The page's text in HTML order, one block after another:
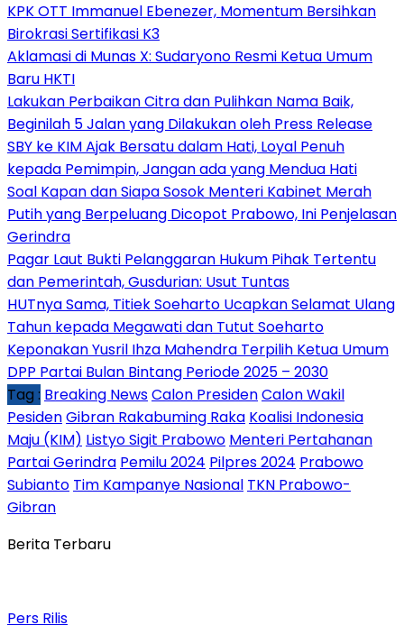
KPK OTT Immanuel Ebenezer, Momentum Bersihkan
Birokrasi Sertifikasi K3
Aklamasi di Munas X: Sudaryono Resmi Ketua Umum
Baru HKTI
Lakukan Perbaikan Citra dan Pulihkan Nama Baik,
Beginilah 5 Jalan yang Dilakukan oleh Press Release
SBY ke KIM Ajak Bersatu dalam Hati, Loyal Penuh
kepada Pemimpin, Jangan ada yang Mendua Hati
Soal Kapan dan Siapa Sosok Menteri Kabinet Merah
Putih yang Berpeluang Dicopot Prabowo, Ini Penjelasan
Gerindra
Pagar Laut Bukti Pelanggaran Hukum Pihak Tertentu
dan Pemerintah, Gusdurian: Usut Tuntas
HUTnya Sama, Titiek Soeharto Ucapkan Selamat Ulang
Tahun kepada Megawati dan Tutut Soeharto
Keponakan Yusril Ihza Mahendra Terpilih Ketua Umum
DPP Partai Bulan Bintang Periode 2025 – 2030
Tag : Breaking NewsCalon PresidenCalon Wakil
PesidenGibran Rakabuming Raka Koalisi Indonesia
Maju (KIM) Listyo Sigit Prabowo Menteri Pertahanan
Partai Gerindra Pemilu 2024 Pilpres 2024 Prabowo
Subianto Tim Kampanye Nasional TKN Prabowo-
Gibran
Berita Terbaru
Pers Rilis